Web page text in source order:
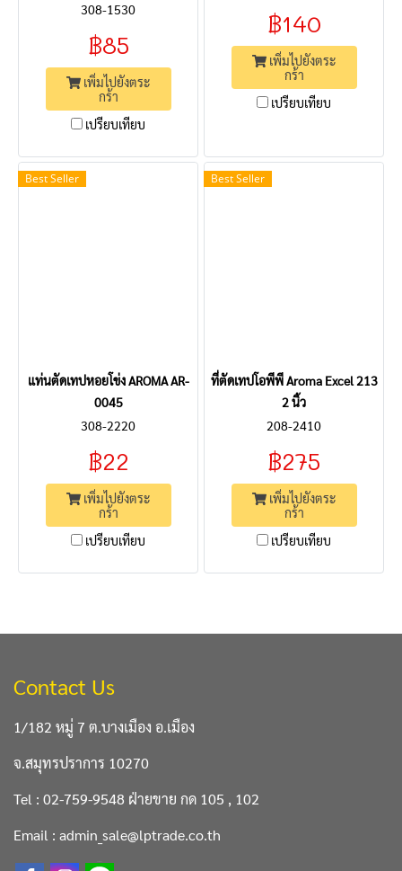
308-1530
฿85
เพิ่มไปยังตระ
กร้า
เปรียบเทียบ
฿140
เพิ่มไปยังตระ
กร้า
เปรียบเทียบ
Best Seller
แท่นตัดเทปหอยโข่ง AROMA AR-
0045
308-2220
฿22
เพิ่มไปยังตระ
กร้า
เปรียบเทียบ
Best Seller
ที่ตัดเทปโอพีพี Aroma Excel 213
2 นิ้ว
208-2410
฿275
เพิ่มไปยังตระ
กร้า
เปรียบเทียบ
Contact Us
1/182 หมู่ 7 ต.บางเมือง อ.เมือง
จ.สมุทรปราการ 10270
Tel : 02-759-9548 ฝ่ายขาย กด 105 , 102
Email : admin_sale@lptrade.co.th